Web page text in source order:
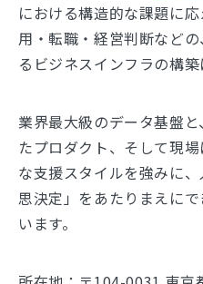
における構造的な課題に
用・転職・経営判断など
るビジネスインフラの構築
業界最大級のデータ基盤
たプロダクト、そして現
な支援スタイルを強みに
思決定」をあたりまえに
います。